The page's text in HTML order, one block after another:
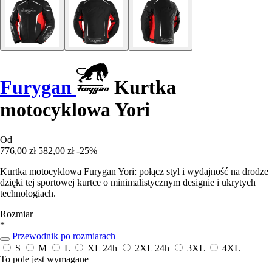
Furygan
Kurtka
motocyklowa Yori
Od
776,00 zł 582,00 zł -25%
Kurtka motocyklowa Furygan Yori: połącz styl i wydajność na drodze
dzięki tej sportowej kurtce o minimalistycznym designie i ukrytych
technologiach.
Rozmiar
*
Przewodnik po rozmiarach
S
M L XL 24h 2XL 24h 3XL
4XL
To pole jest wymagane